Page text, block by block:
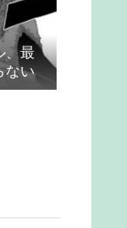
、最
ない